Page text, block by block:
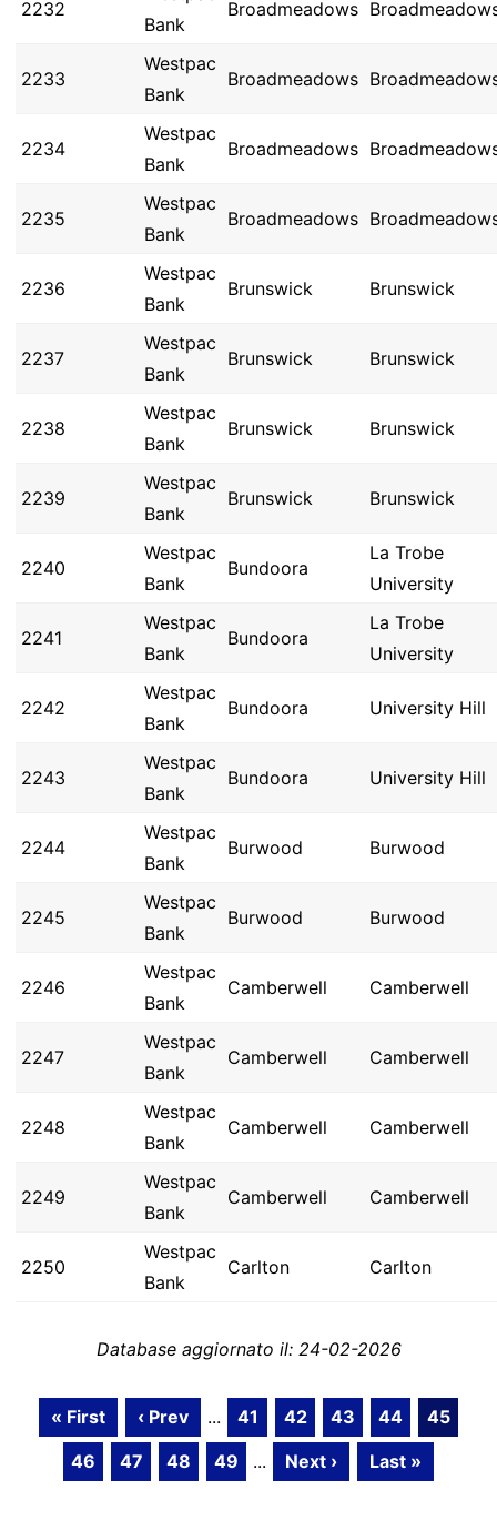
2232
Bank
Broadmeadows
2233
Westpac
Bank
Broadmeadows
2234
Westpac
Bank
Broadmeadows
2235
Westpac
Bank
Broadmeadows
2236
Westpac
Bank
Brunswick Brunswick
2237
Westpac
Bank
Brunswick Brunswick
2238
Westpac
Bank
Brunswick Brunswick
2239
Westpac
Bank
Brunswick Brunswick
2240
Westpac
Bank
Bundoora
La Trobe
University
2241
Westpac
Bank
Bundoora
La Trobe
University
2242
Westpac
Bank
Bundoora University Hill
2243
Westpac
Bank
Bundoora University Hill
2244
Westpac
Bank
Burwood Burwood
2245
Westpac
Bank
Burwood Burwood
2246
Westpac
Bank
Camberwell Camberwell
2247
Westpac
Bank
Camberwell Camberwell
2248
Westpac
Bank
Camberwell Camberwell
2249
Westpac
Bank
Camberwell Camberwell
2250
Westpac
Bank
Carlton Carlton
Database aggiornato il: 24-02-2026
« First ‹ Prev ... 41 42 43 44
45
46
47 48 49 ... Next › Last »